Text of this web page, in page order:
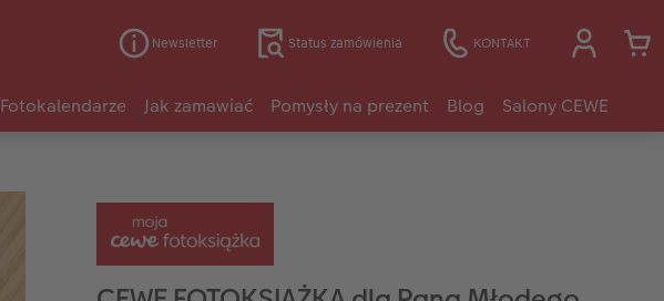
Newsletter Status zamówienia KONTAKT
Fotokalendarze Jak zamawiać Pomysły na prezent Blog Salony CEWE